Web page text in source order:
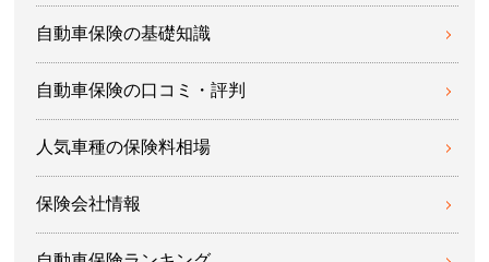
自動車保険の基礎知識
自動車保険の口コミ・評判
人気車種の保険料相場
保険会社情報